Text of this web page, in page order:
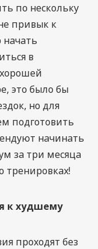
по нескольку
привык к
начать
в
это было бы
но для
подготовить
начинать
за три месяца
тренировках!
к худшему
проходят без